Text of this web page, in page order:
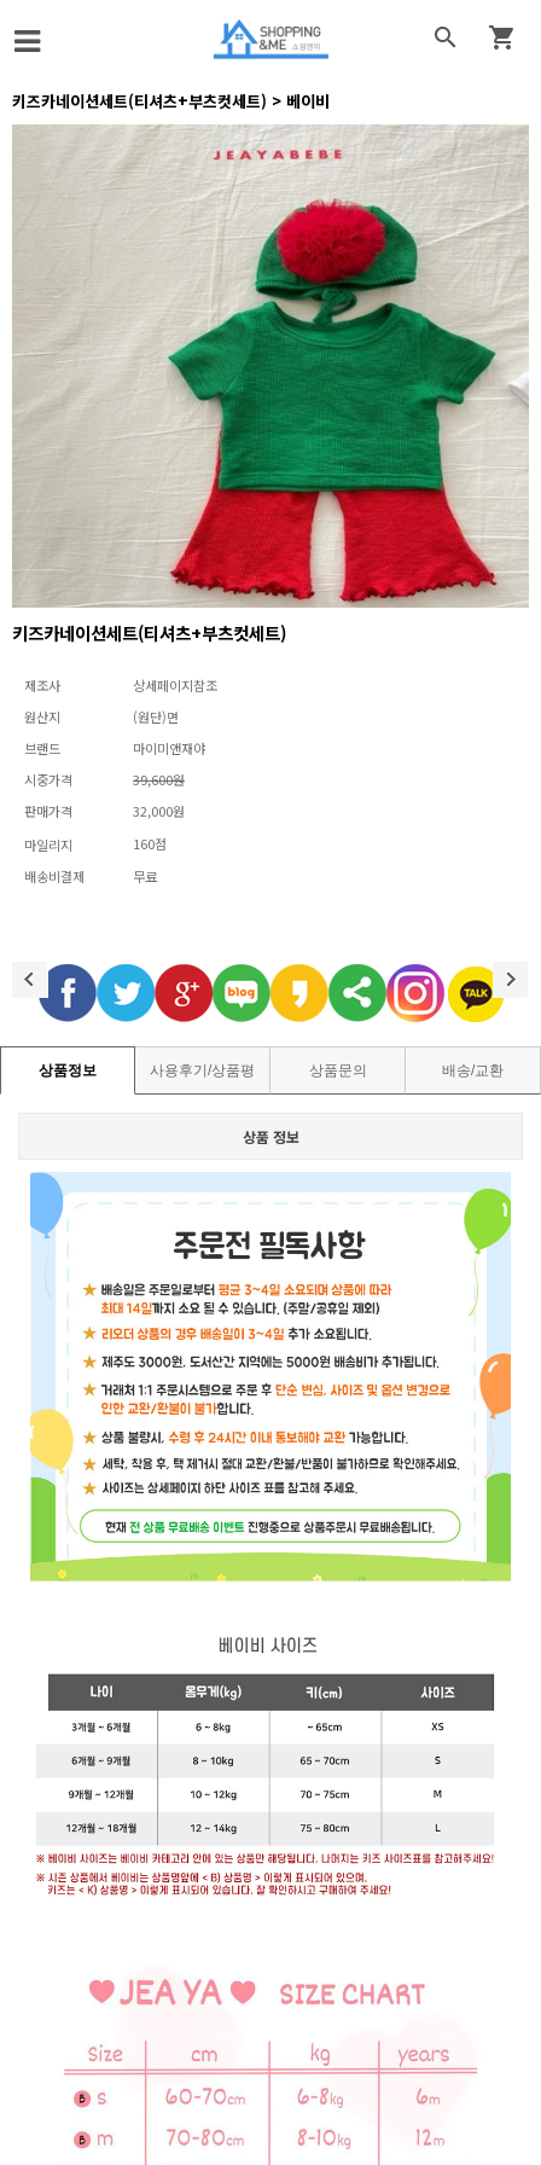
 
키즈카네이션세트(티셔츠+부츠컷세트) > 베이비
키즈카네이션세트(티셔츠+부츠컷세트)
제조사
상세페이지참조
원산지
(원단)면
브랜드
마이미앤재야
시중가격
39,600원
판매가격
32,000원
마일리지
160점
배송비결제
무료
상품정보 사용후기/상품평 상품문의 배송/교환
상품 정보